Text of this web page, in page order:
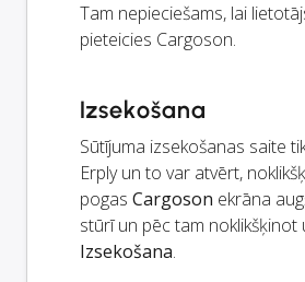
Tam nepieciešams, lai
pieteicies Cargoson.
Izsekošana
Sūtījuma izsekošanas saite
Erply un to var atvērt,
pogas Cargoson ekrāna
stūrī un pēc tam noklikšķinot
Izsekošana.